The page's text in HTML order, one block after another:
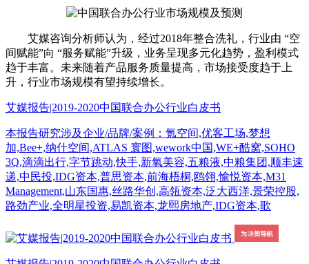
艾媒咨询分析师认为，经过2018年整合洗礼，行业由 “空
间赋能”向 “服务赋能”升级，业务呈现多元化趋势，盈利模式
趋于丰富。未来随着产品服务质量提高，市场接受度趋于上
升，行业市场规模有望持续增长。
艾媒报告|2019-2020中国联合办公行业白皮书
本报告研究涉及企业/品牌/案例：氪空间,优客工场,梦想
加,Bee+,纳什空间,ATLAS 寰图,wework中国,WE+酷窝,SOHO
3Q,滴滴出行,字节跳动,快手,新氧美容,五粮液,中粮集团,顺丰速
递,中民投,IDG资本,普思资本,前海梧桐,鸥翎,愉悦资本,M31
Management,山东国惠,丝路华创,高瓴资本,泛大西洋,景荣控股,
路劲产业,全明星投资,易凯资本,龙熙房地产,IDG资本,歌